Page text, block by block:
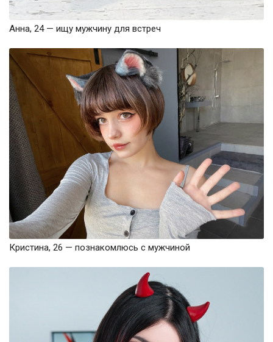
Анна, 24 — ищу мужчину для встреч
Кристина, 26 — познакомлюсь с мужчиной